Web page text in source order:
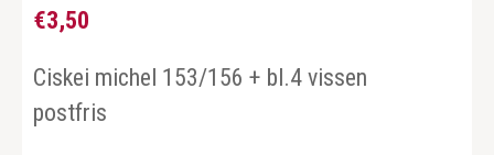
€3,50
Ciskei michel 153/156 + bl.4 vissen
postfris